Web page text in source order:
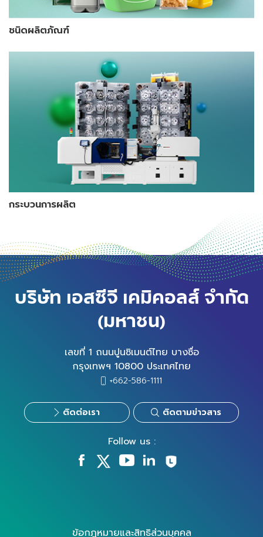
ชนิดผลิตภัณฑ์
กระบวนการผลิต
บริษัท เอสซีจี เคมิคอลส์ จำกัด
(มหาชน)
เลขที่ 1 ถนนปูนซิเมนต์ไทย บางซื่อ
กรุงเทพฯ 10800 ประเทศไทย
+662-586-1111
ติดต่อเรา ติดตามข่าวสาร
Follow us :
ข้อกฎหมายและสิทธิส่วนบุคคล